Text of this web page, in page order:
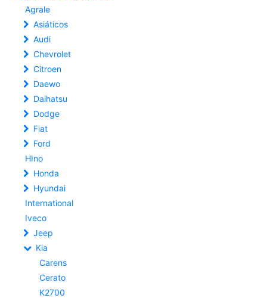
Agrale
Asiáticos
Audi
Chevrolet
Citroen
Daewo
Daihatsu
Dodge
Fiat
Ford
HIno
Honda
Hyundai
International
Iveco
Jeep
Kia
Carens
Cerato
K2700